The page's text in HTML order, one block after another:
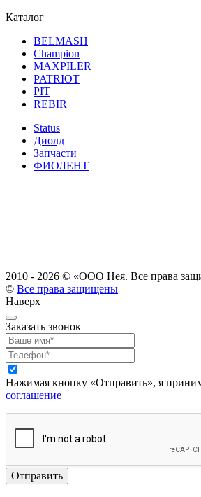
Каталог
BELMASH
Champion
MAXPILER
PATRIOT
PIT
REBIR
Status
Диолд
Запчасти
ФИОЛЕНТ
2010 - 2026 © «ООО Нея. Все права
© Все права защищены
Наверх
Заказать звонок
Нажимая кнопку «Отправить», я
соглашение